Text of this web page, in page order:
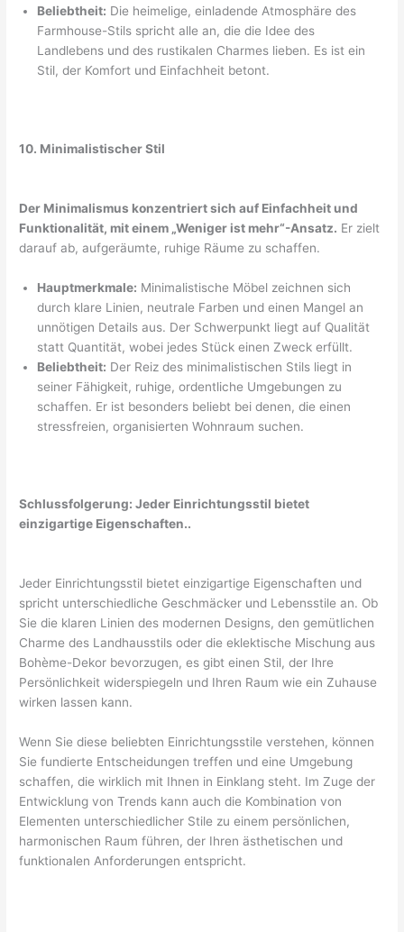
Beliebtheit: Die heimelige, einladende Atmosphäre des
Farmhouse-Stils spricht alle an, die die Idee des
Landlebens und des rustikalen Charmes lieben. Es ist ein
Stil, der Komfort und Einfachheit betont.
10. Minimalistischer Stil
Der Minimalismus konzentriert sich auf Einfachheit und
Funktionalität, mit einem „Weniger ist mehr“-Ansatz. Er zielt
darauf ab, aufgeräumte, ruhige Räume zu schaffen.
Hauptmerkmale: Minimalistische Möbel zeichnen sich
durch klare Linien, neutrale Farben und einen Mangel an
unnötigen Details aus. Der Schwerpunkt liegt auf Qualität
statt Quantität, wobei jedes Stück einen Zweck erfüllt.
Beliebtheit: Der Reiz des minimalistischen Stils liegt in
seiner Fähigkeit, ruhige, ordentliche Umgebungen zu
schaffen. Er ist besonders beliebt bei denen, die einen
stressfreien, organisierten Wohnraum suchen.
Schlussfolgerung: Jeder Einrichtungsstil bietet
einzigartige Eigenschaften..
Jeder Einrichtungsstil bietet einzigartige Eigenschaften und
spricht unterschiedliche Geschmäcker und Lebensstile an. Ob
Sie die klaren Linien des modernen Designs, den gemütlichen
Charme des Landhausstils oder die eklektische Mischung aus
Bohème-Dekor bevorzugen, es gibt einen Stil, der Ihre
Persönlichkeit widerspiegeln und Ihren Raum wie ein Zuhause
wirken lassen kann.
Wenn Sie diese beliebten Einrichtungsstile verstehen, können
Sie fundierte Entscheidungen treffen und eine Umgebung
schaffen, die wirklich mit Ihnen in Einklang steht. Im Zuge der
Entwicklung von Trends kann auch die Kombination von
Elementen unterschiedlicher Stile zu einem persönlichen,
harmonischen Raum führen, der Ihren ästhetischen und
funktionalen Anforderungen entspricht.